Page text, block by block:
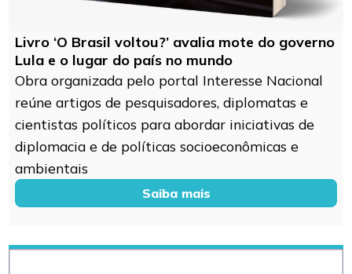
Livro ‘O Brasil voltou?’ avalia mote do governo
Lula e o lugar do país no mundo
Obra organizada pelo portal Interesse Nacional
reúne artigos de pesquisadores, diplomatas e
cientistas políticos para abordar iniciativas de
diplomacia e de políticas socioeconômicas e
ambientais
Saiba mais